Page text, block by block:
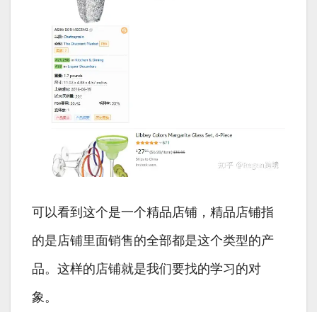
可以看到这个是一个精品店铺，精品店铺指
的是店铺里面销售的全部都是这个类型的产
品。这样的店铺就是我们要找的学习的对
象。